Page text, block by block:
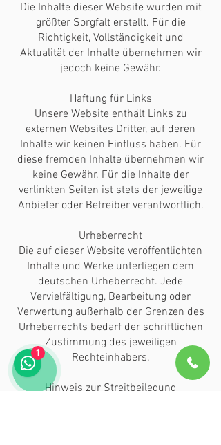
Die Inhalte dieser Website wurden mit
größter Sorgfalt erstellt. Für die
Richtigkeit, Vollständigkeit und
Aktualität der Inhalte übernehmen wir
jedoch keine Gewähr.
Haftung für Links
Unsere Website enthält Links zu
externen Websites Dritter, auf deren
Inhalte wir keinen Einfluss haben. Für
diese fremden Inhalte übernehmen wir
keine Gewähr. Für die Inhalte der
verlinkten Seiten ist stets der jeweilige
Anbieter oder Betreiber verantwortlich.
Urheberrecht
Die auf dieser Website veröffentlichten
Inhalte und Werke unterliegen dem
deutschen Urheberrecht. Jede
Vervielfältigung, Bearbeitung oder
Verwertung außerhalb der Grenzen des
Urheberrechts bedarf der schriftlichen
Zustimmung des jeweiligen
Rechteinhabers.
Hinweis zur Streitbeilegung
1